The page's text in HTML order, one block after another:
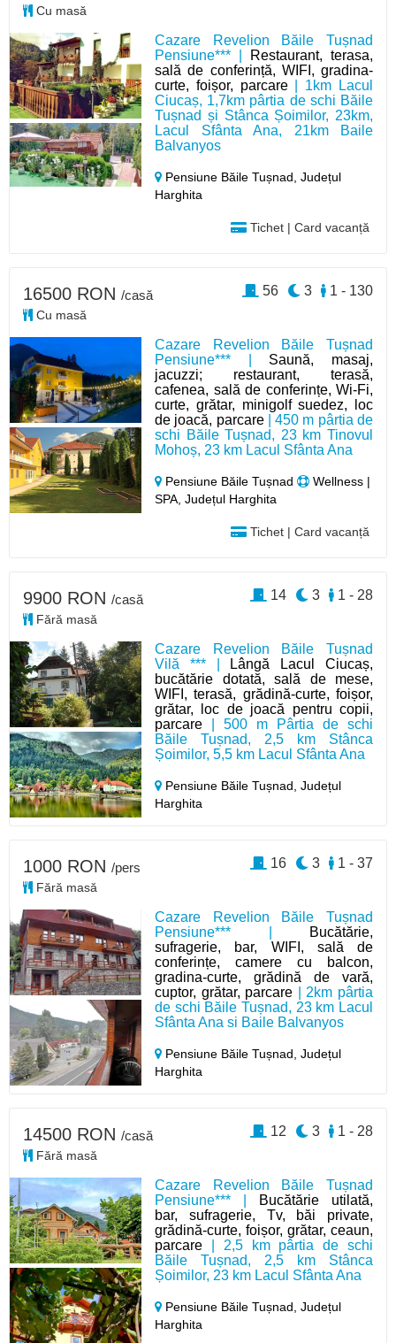
Cazare Revelion Băile Tușnad
Pensiune*** |
Restaurant, terasa,
sală de conferință, WIFI, gradina-
curte, foișor, parcare| 1km Lacul
Ciucaș, 1,7km pârtia de schi Băile
Tușnad și Stânca Șoimilor, 23km,
Lacul Sfânta Ana, 21km Baile
Balvanyos
Pensiune Băile Tușnad,Județul
Harghita
Tichet | Card vacanță
Cu masă
Cazare Revelion Băile Tușnad
Pensiune*** | Saună, masaj,
jacuzzi; restaurant, terasă,
cafenea, sală de conferințe, Wi-Fi,
curte, grătar, minigolf suedez, loc
de joacă, parcare| 450 m pârtia de
schi Băile Tușnad, 23 km Tinovul
Mohoș, 23 km Lacul Sfânta Ana
Pensiune Băile Tușnad
Wellness |
SPA, Județul Harghita
Tichet | Card vacanță
16500 RON /casă
Cu masă
1 - 130
3
56
Cazare Revelion Băile Tușnad
Vilă *** |
Lângă Lacul Ciucaș,
bucătărie dotată, sală de mese,
WIFI, terasă, grădină-curte, foișor,
grătar, loc de joacă pentru copii,
parcare | 500 m Pârtia de schi
Băile Tușnad, 2,5 km Stânca
Șoimilor, 5,5 km Lacul Sfânta Ana
Pensiune Băile Tușnad,Județul
Harghita
9900 RON /casă
Fără masă
1 - 28
3
14
Cazare Revelion Băile Tușnad
Pensiune*** |
Bucătărie,
sufragerie, bar, WIFI, sală de
conferințe, camere cu balcon,
gradina-curte, grădină de vară,
cuptor, grătar, parcare | 2km pârtia
de schi Băile Tușnad, 23 km Lacul
Sfânta Ana si Baile Balvanyos
Pensiune Băile Tușnad,Județul
Harghita
1000 RON /pers
Fără masă
1 - 37
3
16
Cazare Revelion Băile Tușnad
Pensiune*** |
Bucătărie utilată,
bar, sufragerie, Tv, băi private,
grădină-curte, foișor, grătar, ceaun,
parcare | 2,5 km pârtia de schi
Băile Tușnad, 2,5 km Stânca
Șoimilor, 23 km Lacul Sfânta Ana
Pensiune Băile Tușnad,Județul
Harghita
14500 RON /casă
Fără masă
1 - 28
3
12